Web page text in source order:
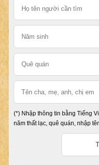
(*) Nhập thông tin bằng Tiếng
năm thất lạc, quê quán, nhập